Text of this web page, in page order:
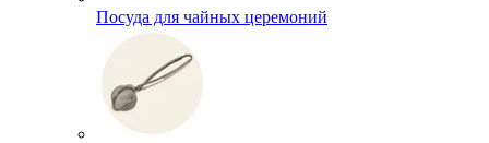
Посуда для чайных церемоний